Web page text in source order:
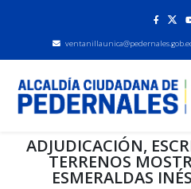
ADJUDICACIÓN,
TERRENOS
ESMERALDAS